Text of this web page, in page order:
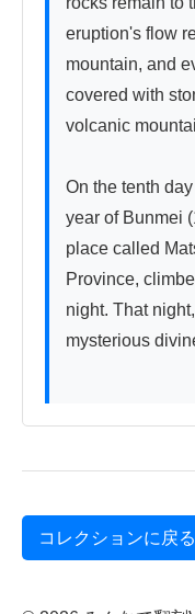
eruption's flow
mountain, and
covered with
volcanic
On the tenth
year of Bunmei
place called
Province,
night. That
mysterious
コレクションに戻る